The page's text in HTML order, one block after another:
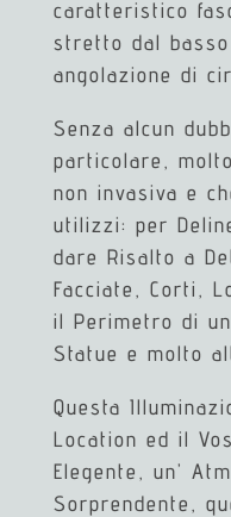
caratteristico
stretto dal basso
angolazione di
Senza alcun
particolare,
non invasiva e
utilizzi: per
dare Risalto a
Facciate, Corti,
il Perimetro di
Statue e molto
Questa
Location ed il
Elegente, un’
Sorprendente,